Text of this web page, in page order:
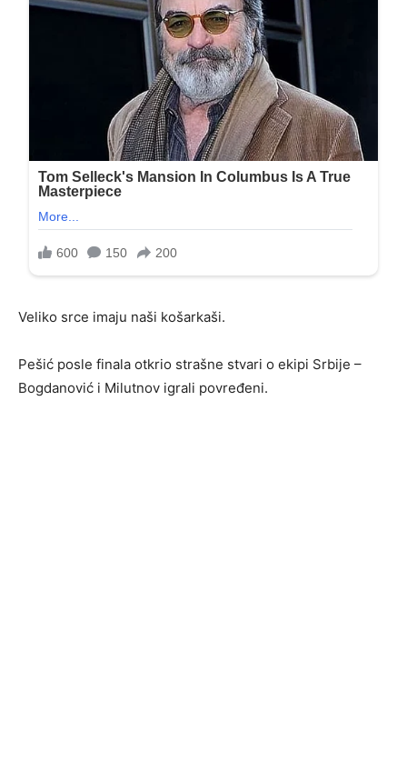
Veliko srce imaju naši košarkaši.
Pešić posle finala otkrio strašne stvari o ekipi Srbije –
Bogdanović i Milutnov igrali povređeni.